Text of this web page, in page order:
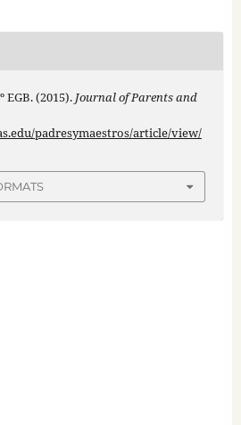
(2015). Journal of Parents and
padresymaestros/article/view/